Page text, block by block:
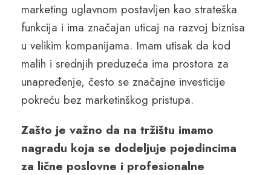
marketing uglavnom postavljen kao strateška
funkcija i ima značajan uticaj na razvoj biznisa
u velikim kompanijama. Imam utisak da kod
malih i srednjih preduzeća ima prostora za
unapređenje, često se značajne investicije
pokreću bez marketinškog pristupa.
Zašto je važno da na tržištu imamo
nagradu koja se dodeljuje pojedincima
za lične poslovne i profesionalne